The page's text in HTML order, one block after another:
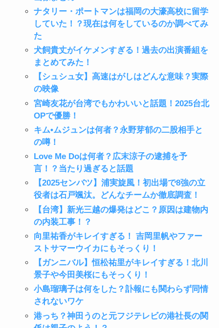
ナタリー・ポートマンは福岡の大濠高校に留学
していた！？現在は何をしているのか調べてみ
た
犬飼貴丈がイケメンすぎる！過去の出演番組を
まとめてみた！
【シュシュ女】高速はがしはどんな意味？実際
の映像
宮崎友花が台湾でもかわいいと話題！2025台北
OPで優勝！
キム•ムジュンは何者？永野芽郁の二股相手と
の噂！
Love Me Doは何者？広末涼子の逮捕を予
言！？当たり過ぎると話題
【2025センバツ】浦実旋風！初出場で8強の立
役者は石戸颯汰。どんなチームか徹底調査！
【台湾】新光三越の爆発はどこ？原因は建物内
の内装工事！？
向里祐香がキレイすぎる！ 吉岡里帆やファー
ストサマーウイカにもそっくり！
【ガンニバル】恒松祐里がキレイすぎる！北川
景子や今田美桜にもそっくり！
小島瑠璃子は何をした？訃報にも関わらず同情
されないワケ
港っち？神田うのと元フジテレビの港社長の関